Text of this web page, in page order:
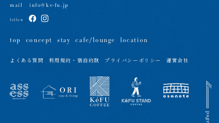
mail info@ke-fu.jp
follow
top concept stay cafe/lounge location
よくある質問 利用規約・宿泊約款 プライバシーポリシー 運営会社